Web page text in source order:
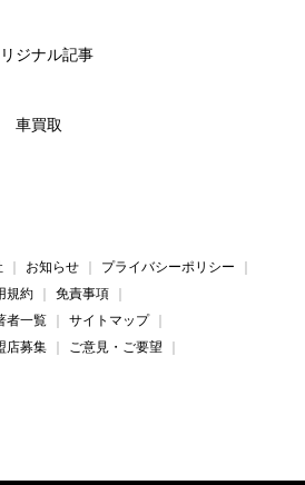
ジナル記事
車買取
お知らせ
プライバシーポリシー
規約
免責事項
者一覧
サイトマップ
店募集
ご意見・ご要望